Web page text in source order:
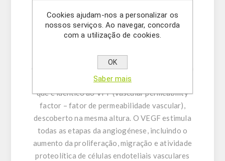
crescimento endotelial vascular) é um fator de
crescimento altamente específico para células
sobrenadante de cultura de uma linha celular
derivada do lobo anterior da glândula pituitária
humana, e análises genéticas demonstraram
que é idêntico ao VPF (vascular permeability
factor – fator de permeabilidade vascular),
descoberto na mesma altura. O VEGF estimula
todas as etapas da angiogénese, incluindo o
aumento da proliferação, migração e atividade
proteolítica de células endoteliais vasculares
Cookies ajudam-nos a personalizar os
nossos serviços. Ao navegar, concorda
com a utilização de cookies.
OK
Saber mais